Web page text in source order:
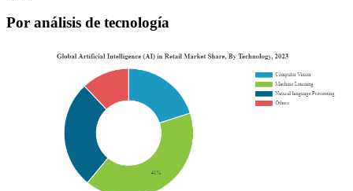
Por análisis de tecnología